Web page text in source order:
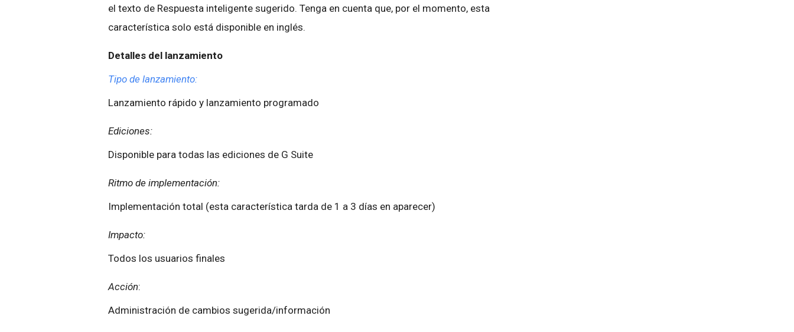
el texto de Respuesta inteligente sugerido. Tenga en cuenta que, por el momento, esta
característica solo está disponible en inglés.
Detalles del lanzamiento
Tipo de lanzamiento:
Lanzamiento rápido y lanzamiento programado
Ediciones:
Disponible para todas las ediciones de G Suite
Ritmo de implementación:
Implementación total (esta característica tarda de 1 a 3 días en aparecer)
Impacto:
Todos los usuarios finales
Acción:
Administración de cambios sugerida/información